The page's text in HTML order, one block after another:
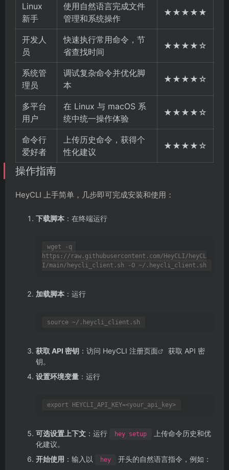
Linux
新手
使用自然语言完成文件
管理和系统操作
★★★★★
开发人
员
快速执行常用命令，节
省查找时间
★★★★☆
系统管
理员
调试复杂命令并优化脚
本
★★★★☆
多平台
用户
在 Linux 与 macOS 系
统中统一操作体验
★★★★☆
命令行
爱好者
上传历史命令，获得个
性化建议
★★★★☆
操作指南
HeyCLI 上手简单，几步即可完成安装和使用：
下载脚本 ：在终端运行
wget -q
https://raw.githubusercontent.com/HeyCLI/heyCL
加载脚本 ：运行
获取 API 密钥 ：访问 HeyCLI 注册页面
获取 API 密
钥。
设置环境变量 ：运行
可选设置上下文 ：运行 hey setup
上传命令历史和优
化建议。
开始使用 ：输入以 hey 开头的自然语言指令，例如：